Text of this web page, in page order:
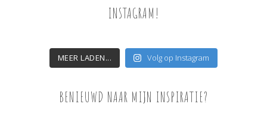
INSTAGRAM!
MEER LADEN... Volg op Instagram
BENIEUWD NAAR MIJN INSPIRATIE?